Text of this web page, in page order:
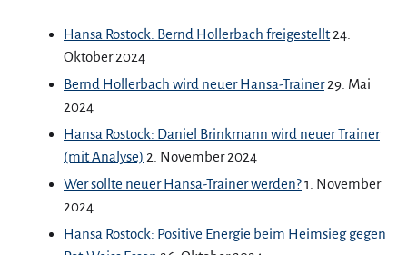
Hansa Rostock: Bernd Hollerbach freigestellt 24.
Oktober 2024
Bernd Hollerbach wird neuer Hansa-Trainer 29. Mai
2024
Hansa Rostock: Daniel Brinkmann wird neuer Trainer
(mit Analyse) 2. November 2024
Wer sollte neuer Hansa-Trainer werden?1. November
2024
Hansa Rostock: Positive Energie beim Heimsieg gegen